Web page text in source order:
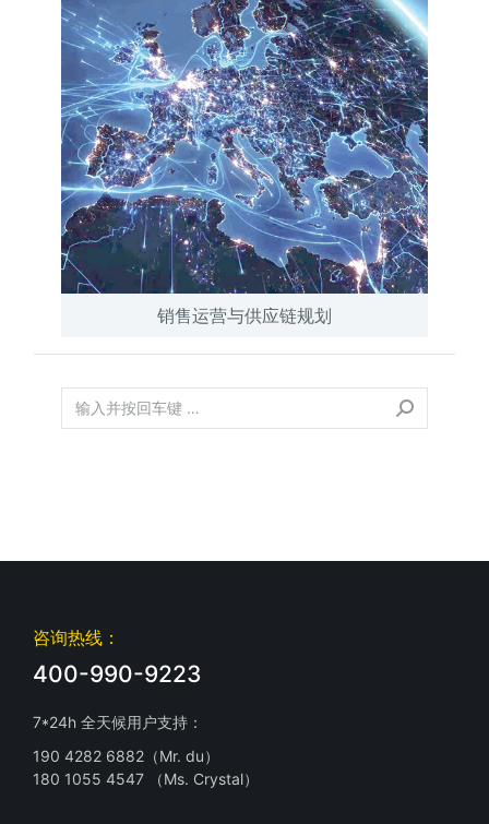
销售运营与供应链规划
咨询热线：
400-990-9223
7*24h 全天候用户支持：
190 4282 6882（Mr. du）
180 1055 4547 （Ms. Crystal）